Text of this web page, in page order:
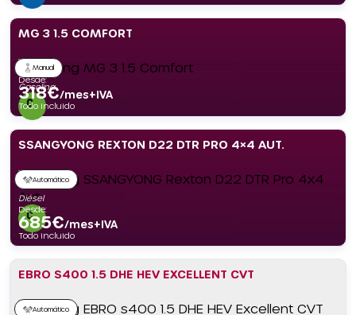
MG 3 1.5 COMFORT
Manual
Gasolina
Desde:
318€/mes+IVA
Todo incluido
SSANGYONG REXTON D22 DTR PRO 4×4 AUT.
Automático
Diésel
Desde:
685€/mes+IVA
Todo incluido
EBRO S400 1.5 DHE HEV EXCELLENT CVT
Automático